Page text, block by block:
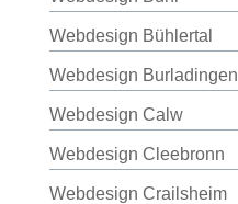
Webdesign Bühlertal
Webdesign Burladingen
Webdesign Calw
Webdesign Cleebronn
Webdesign Crailsheim